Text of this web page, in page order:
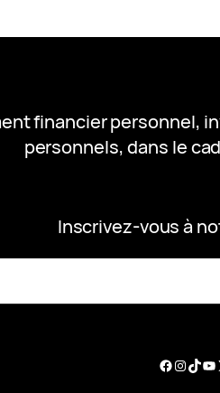
financier personnel,
personnels, dans le
Inscrivez-vous à